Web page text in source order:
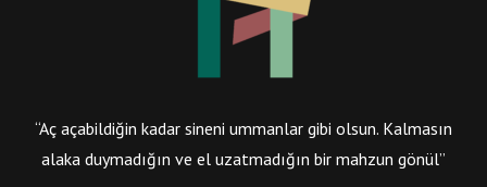
“Aç açabildiğin kadar sineni ummanlar gibi olsun. Kalmasın
alaka duymadığın ve el uzatmadığın bir mahzun gönül”